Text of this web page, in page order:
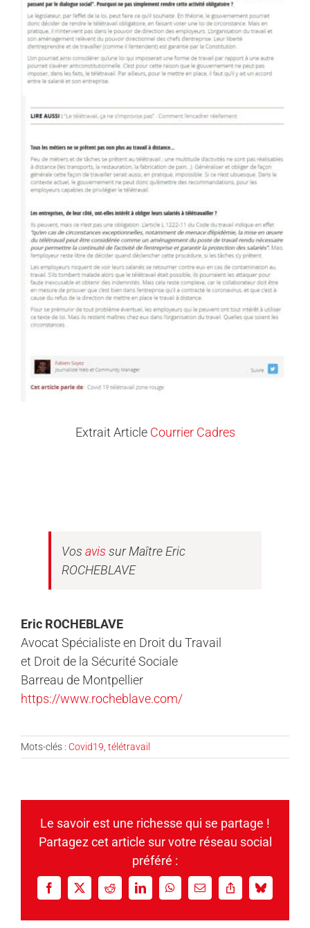
Extrait Article Courrier Cadres
Vos avis sur Maître Eric
ROCHEBLAVE
Eric ROCHEBLAVE
Avocat Spécialiste en Droit du Travail
et Droit de la Sécurité Sociale
Barreau de Montpellier
https://www.rocheblave.com/
Mots-clés : Covid19, télétravail
Le savoir est une richesse qui se partage !
Partagez cet article sur votre réseau social
préféré :
Facebook
X RedditLinkedInWhatsApp
Email
Copy
Bluesky